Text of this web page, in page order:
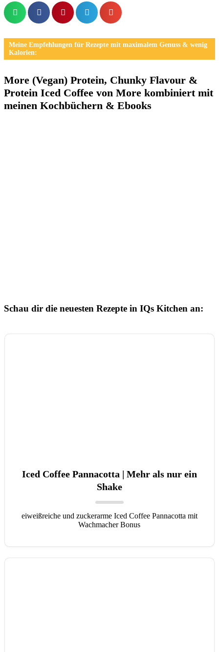
Meine Empfehlungen für Rezepte mit maximalem Genuss & wenig
Kalorien:
More (Vegan) Protein, Chunky Flavour &
Protein Iced Coffee von More kombiniert mit
meinen Kochbüchern & Ebooks
Schau dir die neuesten Rezepte in IQs Kitchen an:
Iced Coffee Pannacotta | Mehr als nur ein
Shake
eiweißreiche und zuckerarme Iced Coffee Pannacotta mit
Wachmacher Bonus